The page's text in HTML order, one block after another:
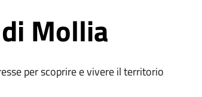
Mollia
per scoprire e vivere il territorio